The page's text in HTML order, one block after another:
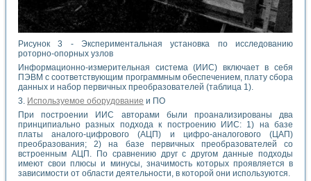
Рисунок 3 - Экспериментальная установка по исследованию
роторно-опорных узлов
Информационно-измерительная система (ИИС) включает в себя
ПЭВМ с соответствующим программным обеспечением, плату сбора
данных и набор первичных преобразователей (таблица 1).
3. Используемое оборудование и ПО
При построении ИИС авторами были проанализированы два
принципиально разных подхода к построению ИИС: 1) на базе
платы аналого-цифрового (АЦП) и цифро-аналогового (ЦАП)
преобразования; 2) на базе первичных преобразователей со
встроенным АЦП. По сравнению друг с другом данные подходы
имеют свои плюсы и минусы, значимость которых проявляется в
зависимости от области деятельности, в которой они используются.